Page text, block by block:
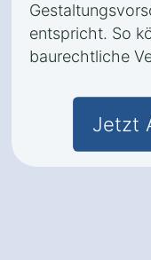
entspricht. So
baurechtliche
Jetzt